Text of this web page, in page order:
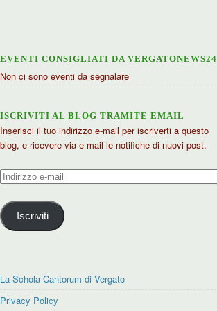
EVENTI CONSIGLIATI DA VERGATONEWS24
Non ci sono eventi da segnalare
ISCRIVITI AL BLOG TRAMITE EMAIL
Inserisci il tuo indirizzo e-mail per iscriverti a questo
blog, e ricevere via e-mail le notifiche di nuovi post.
Indirizzo
mail
Iscriviti
La Schola Cantorum di Vergato
Privacy Policy